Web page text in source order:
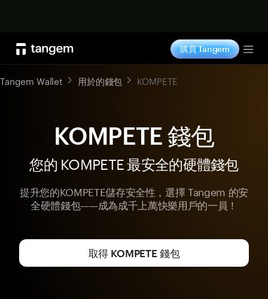
購買 Tangem
Tangem Wallet 用於的錢包 KOMPETE
KOMPETE 錢包
您的 KOMPETE 最安全的硬體錢包
提升您的KOMPETE儲存安全性，選擇 Tangem 的安
全硬體錢包——成為成千上萬快樂用戶的一員！
取得 KOMPETE 錢包